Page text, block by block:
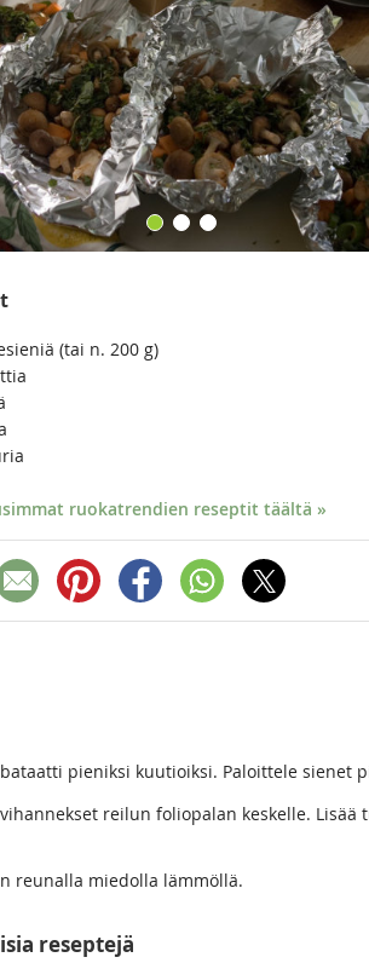
(tai n. 200 g)
ruokatrendien reseptit täältä »
pieniksi kuutioiksi. Paloittele sienet
reilun foliopalan keskelle.
reunalla miedolla lämmöllä.
reseptejä